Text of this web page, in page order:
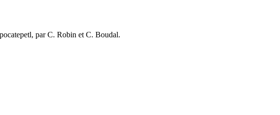
par C. Robin et C. Boudal.